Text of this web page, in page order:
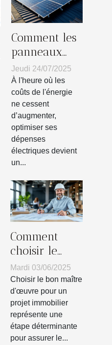
Comment les
panneaux
solaires
peuvent
réduire vos
factures
d'électricité ?
Jeudi 24/07/2025
À l'heure où les
coûts de l'énergie
ne cessent
d’augmenter,
optimiser ses
dépenses
électriques devient
un...
Comment
choisir le
meilleur
maître
d'œuvre pour
votre projet
immobilier
Mardi 03/06/2025
Choisir le bon maître
d'œuvre pour un
projet immobilier
représente une
étape déterminante
pour assurer le...